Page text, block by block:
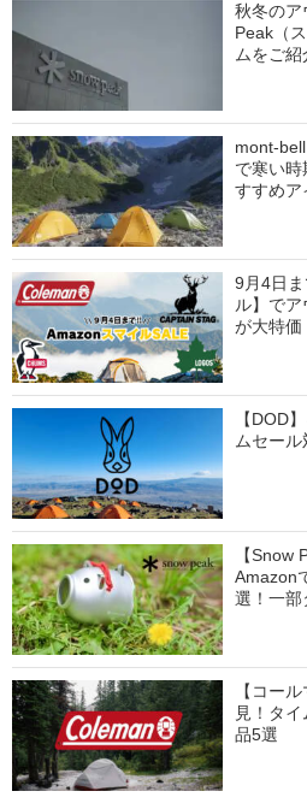
秋冬のア
Peak（
ムをご紹
mont-
で寒い
すすめア
9月4日
ル】で
が大特価
【DOD
ムセー
【Snow
Amazon
選！一部
【コー
見！タ
品5選